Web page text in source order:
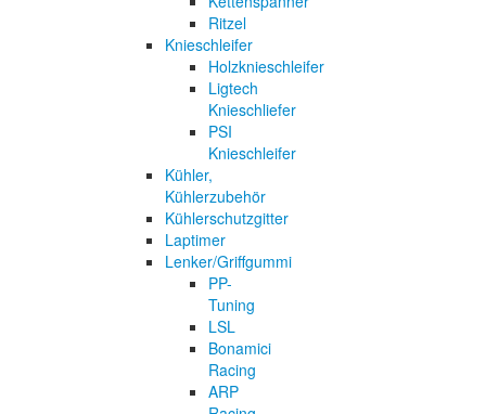
Ritzel
Knieschleifer
Holzknieschleifer
Ligtech
Knieschliefer
PSI
Knieschleifer
Kühler,
Kühlerzubehör
Kühlerschutzgitter
Laptimer
Lenker/Griffgummi
PP-
Tuning
LSL
Bonamici
Racing
ARP